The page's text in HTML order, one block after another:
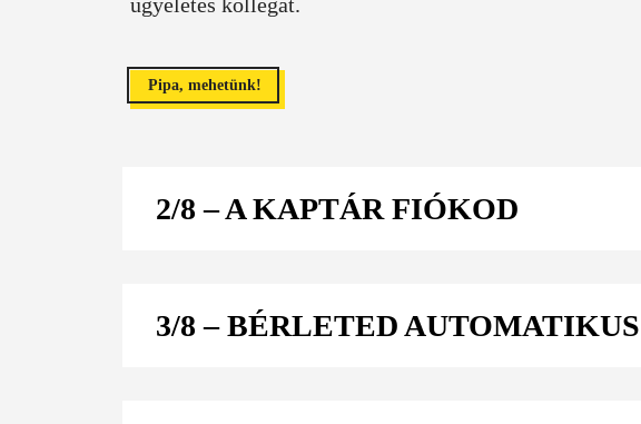
Pipa, mehetünk!
2/8 – A KAPTÁR FIÓKOD
3/8 – BÉRLETED